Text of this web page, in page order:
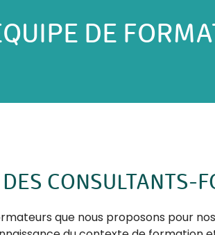
DE
CONSULTANTS-
que nous proposons pour